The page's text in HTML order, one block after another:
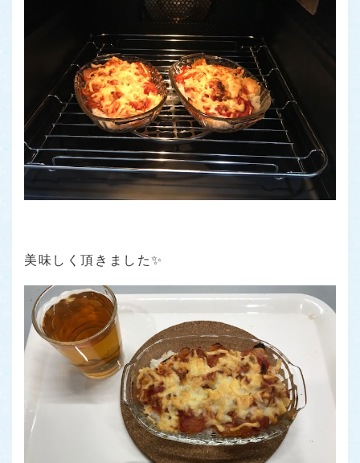
美味しく頂きました✨